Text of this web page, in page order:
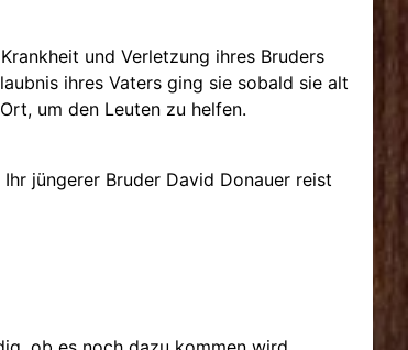
und Verletzung ihres Bruders
ihres Vaters ging sie sobald sie alt
um den Leuten zu helfen.
jüngerer Bruder David Donauer reist